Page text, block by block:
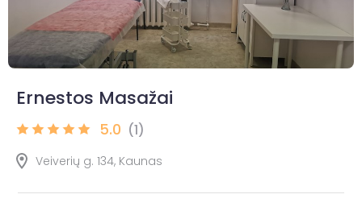
Ernestos Masažai
5.0 (1)
Veiverių g. 134, Kaunas